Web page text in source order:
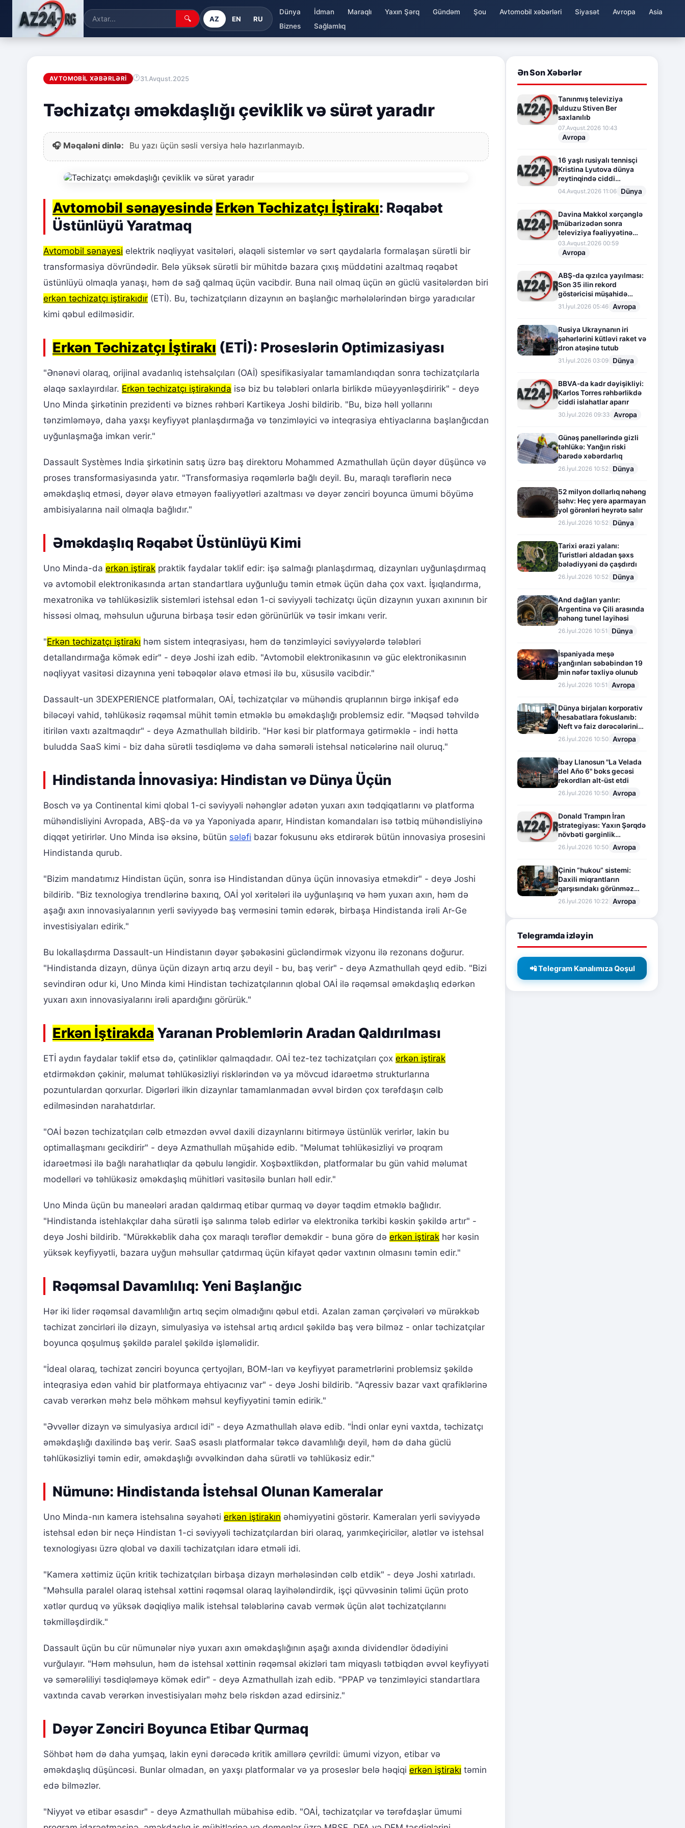
🔍 AZ EN RU
Dünya İdman Maraqlı Yaxın Şərq Gündəm Şou Avtomobil xəbərləri Siyasət Avropa
Asia
Biznes
Sağlamlıq
AVTOMOBIL XƏBƏRLƏRI 31.Avqust.2025
Təchizatçı əməkdaşlığı çeviklik və sürət yaradır
🎧 Məqaləni dinlə: Bu yazı üçün səsli versiya hələ hazırlanmayıb.
Avtomobil sənayesində Erkən Təchizatçı İştirakı: Rəqabət
Üstünlüyü Yaratmaq
Avtomobil sənayesi elektrik nəqliyyat vasitələri, əlaqəli sistemlər və sərt qaydalarla formalaşan sürətli bir
transformasiya dövründədir. Belə yüksək sürətli bir mühitdə bazara çıxış müddətini azaltmaq rəqabət
üstünlüyü olmaqla yanaşı, həm də sağ qalmaq üçün vacibdir. Buna nail olmaq üçün ən güclü vasitələrdən biri
erkən təchizatçı iştirakıdır (ETİ). Bu, təchizatçıların dizaynın ən başlanğıc mərhələlərindən birgə yaradıcılar
kimi qəbul edilməsidir.
Erkən Təchizatçı İştirakı (ETİ): Proseslərin Optimizasiyası
"Ənənəvi olaraq, orijinal avadanlıq istehsalçıları (OAİ) spesifikasiyalar tamamlandıqdan sonra təchizatçılarla
əlaqə saxlayırdılar. Erkən təchizatçı iştirakında isə biz bu tələbləri onlarla birlikdə müəyyənləşdiririk" - deyə
Uno Minda şirkətinin prezidenti və biznes rəhbəri Kartikeya Joshi bildirib. "Bu, bizə həll yollarını
tənzimləməyə, daha yaxşı keyfiyyət planlaşdırmağa və tənzimləyici və inteqrasiya ehtiyaclarına başlanğıcdan
uyğunlaşmağa imkan verir."
Dassault Systèmes India şirkətinin satış üzrə baş direktoru Mohammed Azmathullah üçün dəyər düşüncə və
proses transformasiyasında yatır. "Transformasiya rəqəmlərlə bağlı deyil. Bu, maraqlı tərəflərin necə
əməkdaşlıq etməsi, dəyər əlavə etməyən fəaliyyətləri azaltması və dəyər zənciri boyunca ümumi böyümə
ambisiyalarına nail olmaqla bağlıdır."
Əməkdaşlıq Rəqabət Üstünlüyü Kimi
Uno Minda-da erkən iştirak praktik faydalar təklif edir: işə salmağı planlaşdırmaq, dizaynları uyğunlaşdırmaq
və avtomobil elektronikasında artan standartlara uyğunluğu təmin etmək üçün daha çox vaxt. İşıqlandırma,
mexatronika və təhlükəsizlik sistemləri istehsal edən 1-ci səviyyəli təchizatçı üçün dizaynın yuxarı axınının bir
hissəsi olmaq, məhsulun uğuruna birbaşa təsir edən görünürlük və təsir imkanı verir.
"Erkən təchizatçı iştirakı həm sistem inteqrasiyası, həm də tənzimləyici səviyyələrdə tələbləri
detallandırmağa kömək edir" - deyə Joshi izah edib. "Avtomobil elektronikasının və güc elektronikasının
nəqliyyat vasitəsi dizaynına yeni təbəqələr əlavə etməsi ilə bu, xüsusilə vacibdir."
Dassault-un 3DEXPERIENCE platformaları, OAİ, təchizatçılar və mühəndis qruplarının birgə inkişaf edə
biləcəyi vahid, təhlükəsiz rəqəmsal mühit təmin etməklə bu əməkdaşlığı problemsiz edir. "Məqsəd təhvildə
itirilən vaxtı azaltmaqdır" - deyə Azmathullah bildirib. "Hər kəsi bir platformaya gətirməklə - indi hətta
buludda SaaS kimi - biz daha sürətli təsdiqləmə və daha səmərəli istehsal nəticələrinə nail oluruq."
Hindistanda İnnovasiya: Hindistan və Dünya Üçün
Bosch və ya Continental kimi qlobal 1-ci səviyyəli nəhənglər adətən yuxarı axın tədqiqatlarını və platforma
mühəndisliyini Avropada, ABŞ-da və ya Yaponiyada aparır, Hindistan komandaları isə tətbiq mühəndisliyinə
diqqət yetirirlər. Uno Minda isə əksinə, bütün sələfi bazar fokusunu əks etdirərək bütün innovasiya prosesini
Hindistanda qurub.
"Bizim mandatımız Hindistan üçün, sonra isə Hindistandan dünya üçün innovasiya etməkdir" - deyə Joshi
bildirib. "Biz texnologiya trendlərinə baxırıq, OAİ yol xəritələri ilə uyğunlaşırıq və həm yuxarı axın, həm də
aşağı axın innovasiyalarının yerli səviyyədə baş verməsini təmin edərək, birbaşa Hindistanda irəli Ar-Ge
investisiyaları edirik."
Bu lokallaşdırma Dassault-un Hindistanın dəyər şəbəkəsini gücləndirmək vizyonu ilə rezonans doğurur.
"Hindistanda dizayn, dünya üçün dizayn artıq arzu deyil - bu, baş verir" - deyə Azmathullah qeyd edib. "Bizi
sevindirən odur ki, Uno Minda kimi Hindistan təchizatçılarının qlobal OAİ ilə rəqəmsal əməkdaşlıq edərkən
yuxarı axın innovasiyalarını irəli apardığını görürük."
Erkən İştirakda Yaranan Problemlərin Aradan Qaldırılması
ETİ aydın faydalar təklif etsə də, çətinliklər qalmaqdadır. OAİ tez-tez təchizatçıları çox erkən iştirak
etdirməkdən çəkinir, məlumat təhlükəsizliyi risklərindən və ya mövcud idarəetmə strukturlarına
pozuntulardan qorxurlar. Digərləri ilkin dizaynlar tamamlanmadan əvvəl birdən çox tərəfdaşın cəlb
edilməsindən narahatdırlar.
"OAİ bəzən təchizatçıları cəlb etməzdən əvvəl daxili dizaynlarını bitirməyə üstünlük verirlər, lakin bu
optimallaşmanı gecikdirir" - deyə Azmathullah müşahidə edib. "Məlumat təhlükəsizliyi və proqram
idarəetməsi ilə bağlı narahatlıqlar da qəbulu ləngidir. Xoşbəxtlikdən, platformalar bu gün vahid məlumat
modelləri və təhlükəsiz əməkdaşlıq mühitləri vasitəsilə bunları həll edir."
Uno Minda üçün bu maneələri aradan qaldırmaq etibar qurmaq və dəyər təqdim etməklə bağlıdır.
"Hindistanda istehlakçılar daha sürətli işə salınma tələb edirlər və elektronika tərkibi kəskin şəkildə artır" -
deyə Joshi bildirib. "Mürəkkəblik daha çox maraqlı tərəflər deməkdir - buna görə də erkən iştirak hər kəsin
yüksək keyfiyyətli, bazara uyğun məhsullar çatdırmaq üçün kifayət qədər vaxtının olmasını təmin edir."
Rəqəmsal Davamlılıq: Yeni Başlanğıc
Hər iki lider rəqəmsal davamlılığın artıq seçim olmadığını qəbul etdi. Azalan zaman çərçivələri və mürəkkəb
təchizat zəncirləri ilə dizayn, simulyasiya və istehsal artıq ardıcıl şəkildə baş verə bilməz - onlar təchizatçılar
boyunca qoşulmuş şəkildə paralel şəkildə işləməlidir.
"İdeal olaraq, təchizat zənciri boyunca çertyojları, BOM-ları və keyfiyyət parametrlərini problemsiz şəkildə
inteqrasiya edən vahid bir platformaya ehtiyacınız var" - deyə Joshi bildirib. "Aqressiv bazar vaxt qrafiklərinə
cavab verərkən məhz belə möhkəm məhsul keyfiyyətini təmin edirik."
"Əvvəllər dizayn və simulyasiya ardıcıl idi" - deyə Azmathullah əlavə edib. "İndi onlar eyni vaxtda, təchizatçı
əməkdaşlığı daxilində baş verir. SaaS əsaslı platformalar təkcə davamlılığı deyil, həm də daha güclü
təhlükəsizliyi təmin edir, əməkdaşlığı əvvəlkindən daha sürətli və təhlükəsiz edir."
Nümunə: Hindistanda İstehsal Olunan Kameralar
Uno Minda-nın kamera istehsalına səyahəti erkən iştirakın əhəmiyyətini göstərir. Kameraları yerli səviyyədə
istehsal edən bir neçə Hindistan 1-ci səviyyəli təchizatçılardan biri olaraq, yarımkeçiricilər, alətlər və istehsal
texnologiyası üzrə qlobal və daxili təchizatçıları idarə etməli idi.
"Kamera xəttimiz üçün kritik təchizatçıları birbaşa dizayn mərhələsindən cəlb etdik" - deyə Joshi xatırladı.
"Məhsulla paralel olaraq istehsal xəttini rəqəmsal olaraq layihələndirdik, işçi qüvvəsinin təlimi üçün proto
xətlər qurduq və yüksək dəqiqliyə malik istehsal tələblərinə cavab vermək üçün alət təchizatçılarını
təkmilləşdirdik."
Dassault üçün bu cür nümunələr niyə yuxarı axın əməkdaşlığının aşağı axında dividendlər ödədiyini
vurğulayır. "Həm məhsulun, həm də istehsal xəttinin rəqəmsal əkizləri tam miqyaslı tətbiqdən əvvəl keyfiyyəti
və səmərəliliyi təsdiqləməyə kömək edir" - deyə Azmathullah izah edib. "PPAP və tənzimləyici standartlara
vaxtında cavab verərkən investisiyaları məhz belə riskdən azad edirsiniz."
Dəyər Zənciri Boyunca Etibar Qurmaq
Söhbət həm də daha yumşaq, lakin eyni dərəcədə kritik amillərə çevrildi: ümumi vizyon, etibar və
əməkdaşlıq düşüncəsi. Bunlar olmadan, ən yaxşı platformalar və ya proseslər belə həqiqi erkən iştirakı təmin
edə bilməzlər.
"Niyyət və etibar əsasdır" - deyə Azmathullah mübahisə edib. "OAİ, təchizatçılar və tərəfdaşlar ümumi
Ən Son Xəbərlər
Tanınmış televiziya
ulduzu Stiven Ber
saxlanılıb
07.Avqust.2026 10:43
Avropa
16 yaşlı rusiyalı tennisçi
Kristina Lyutova dünya
reytinqində ciddi
irəliləyişə imza atdı
04.Avqust.2026 11:06 Dünya
Davina Makkol xərçənglə
mübarizədən sonra
televiziya fəaliyyətinə
fasilə verir
03.Avqust.2026 00:59
Avropa
ABŞ-da qızılca yayılması:
Son 35 ilin rekord
göstəricisi müşahidə
olunur
31.İyul.2026 05:46 Avropa
Rusiya Ukraynanın iri
şəhərlərini kütləvi raket və
dron atəşinə tutub
31.İyul.2026 03:09 Dünya
BBVA-da kadr dəyişikliyi:
Karlos Torres rəhbərlikdə
ciddi islahatlar aparır
30.İyul.2026 09:33 Avropa
Günəş panellərində gizli
təhlükə: Yanğın riski
barədə xəbərdarlıq
26.İyul.2026 10:52 Dünya
52 milyon dollarlıq nəhəng
səhv: Heç yerə aparmayan
yol görənləri heyrətə salır
26.İyul.2026 10:52 Dünya
Tarixi ərazi yalanı:
Turistləri aldadan şəxs
bələdiyyəni də çaşdırdı
26.İyul.2026 10:52 Dünya
And dağları yarılır:
Argentina və Çili arasında
nəhəng tunel layihəsi
26.İyul.2026 10:51 Dünya
İspaniyada meşə
yanğınları səbəbindən 19
min nəfər təxliyə olunub
26.İyul.2026 10:51 Avropa
Dünya birjaları korporativ
hesabatlara fokuslanıb:
Neft və faiz dərəcələrinin
təsiri altında cari vəziyyət
26.İyul.2026 10:50 Avropa
İbay Llanosun "La Velada
del Año 6" boks gecəsi
rekordları alt-üst etdi
26.İyul.2026 10:50 Avropa
Donald Trampın İran
strategiyası: Yaxın Şərqdə
növbəti gərginlik
mərhələsi
26.İyul.2026 10:50 Avropa
Çinin “hukou” sistemi:
Daxili miqrantların
qarşısındakı görünməz
sədd
26.İyul.2026 10:22 Avropa
Telegramda izləyin
📲 Telegram Kanalımıza Qoşul